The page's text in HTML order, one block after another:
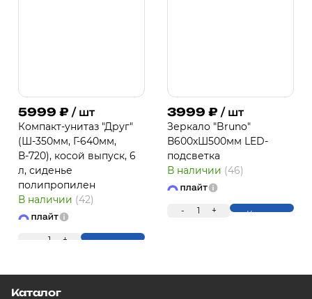
5999 ₽ / шт
Компакт-унитаз "Друг"
(Ш-350мм, Г-640мм,
В-720), косой выпуск, 6
л, сиденье
полипропилен
В наличии (42)
1 + Купить
3999 ₽ / шт
Зеркало "Bruno"
В600хШ500мм LED-
подсветка
В наличии (46)
- 1 + Купить
Каталог